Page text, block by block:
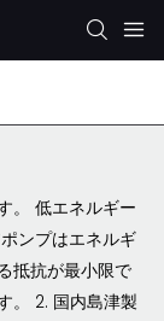
。 低エネルギー
ンプはエネルギ
抵抗が最小限で
。 2. 国内島津製